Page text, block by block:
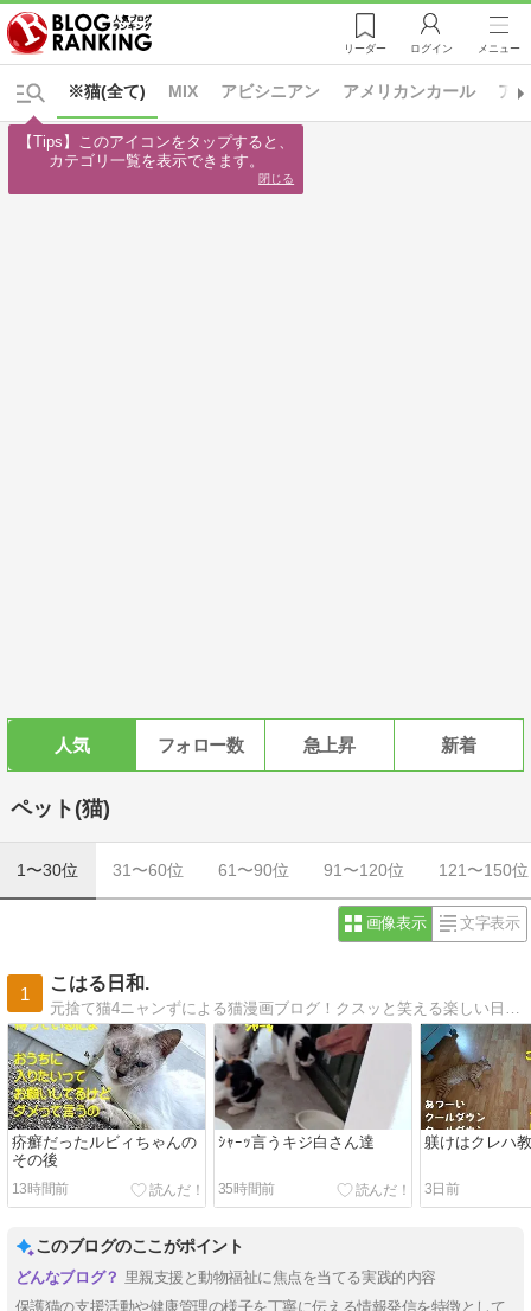
リーダー ログイン メニュー
※猫(全て) MIX アビシニアン アメリカンカール ア
人気 フォロー数 急上昇 新着
ペット(猫)
1〜30位 31〜60位 61〜90位 91〜120位 121〜150位
画像表示 文字表示
1
こはる日和.
疥癬だったルビィちゃんの
その後
13時間前
ｼｬｰｯ言うキジ白さん達
35時間前
躾けはクレハ
3日前
このブログのここがポイント
里親支援と動物福祉に焦点を当てる実践的内容
保護猫の支援活動や健康管理の様子を丁寧に伝える情報発信を特徴として
【Tips】このアイコンをタップすると、
カテゴリ一覧を表示できます。
閉じる